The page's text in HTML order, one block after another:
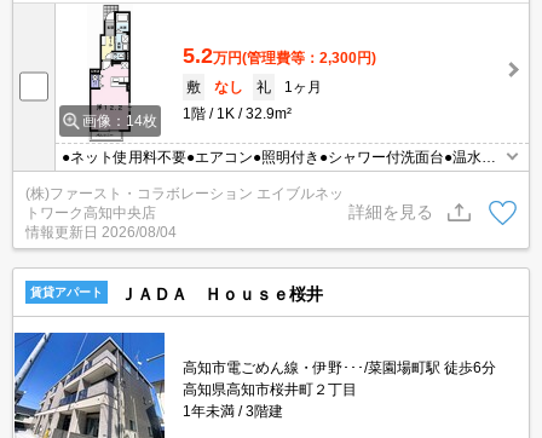
画像：14枚
5.2万円(管理費等：2,300円)
敷
なし 礼
1ヶ月
1階
1K 32.9m²
●ネット使用料不要●エアコン●照明付き●シャワー付洗面台●温水洗
浄便座●対面式キッチン●南向き
(株)ファースト・コラボレーション エイブルネッ
トワーク高知中央店
情報更新日 2026/08/04
詳細を見る
賃貸アパート ＪＡＤＡ Ｈｏｕｓｅ桜井
高知市電ごめん線・伊野･･･/菜園場町駅 徒歩6分
高知県高知市桜井町２丁目
1年未満
3階建